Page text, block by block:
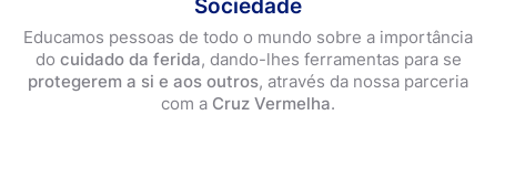
Sociedade
Educamos pessoas de todo o mundo sobre a importância
do cuidado da ferida, dando-lhes ferramentas para se
protegerem a si e aos outros, através da nossa parceria
com a Cruz Vermelha.